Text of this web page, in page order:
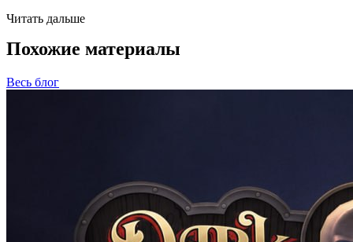
Читать дальше
Похожие материалы
Весь блог